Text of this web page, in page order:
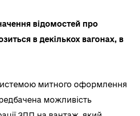
відомостей про
в декількох вагонах, в
митного оформлення
можливість